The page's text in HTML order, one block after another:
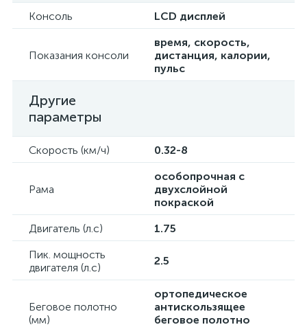
Консоль LCD дисплей
Показания консоли
время, скорость,
дистанция, калории,
пульс
Другие
параметры
Скорость (км/ч) 0.32-8
Рама
особопрочная с
двухслойной
покраской
Двигатель (л.с)
1.75
Пик. мощность
двигателя (л.с)
2.5
Беговое полотно
(мм)
ортопедическое
антискользящее
беговое полотно